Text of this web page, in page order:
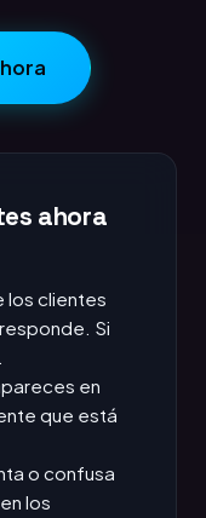
ahora
los clientes
Si
en
que está
o confusa
los